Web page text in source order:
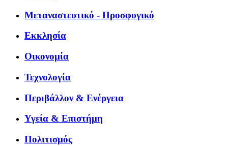
Μεταναστευτικό - Προσφυγικό
Εκκλησία
Οικονομία
Τεχνολογία
Περιβάλλον & Ενέργεια
Υγεία & Επιστήμη
Πολιτισμός